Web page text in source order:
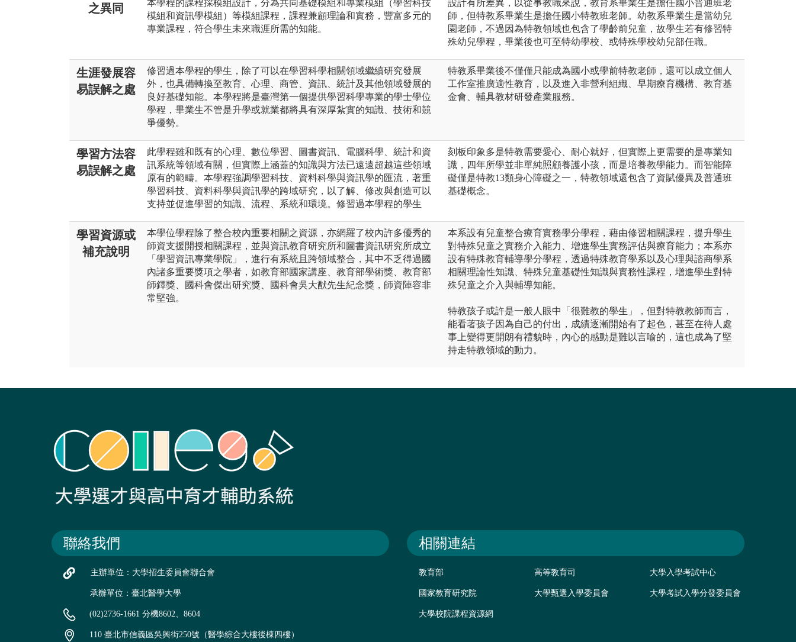
之異同
本學程的課程採模組設計，分為共同基礎模組和專業模組（學習科技
模組和資訊學模組）等模組課程，課程兼顧理論和實務，豐富多元的
專業課程，符合學生未來職涯所需的知能。
設計有所差異，以從事教職來說，教育系畢業生是擔任國小普通班老
師，但特教系畢業生是擔任國小特教班老師。幼教系畢業生是當幼兒
園老師，不過因為特教領域也包含了學齡前兒童，故學生若有修習特
殊幼兒學程，畢業後也可至特幼學校、或特殊學校幼兒部任職。
生涯發展容
易誤解之處
修習過本學程的學生，除了可以在學習科學相關領域繼續研究發展
外，也具備轉換至教育、心理、商管、資訊、統計及其他領域發展的
良好基礎知能。本學程將是臺灣第一個提供學習科學專業的學士學位
學程，畢業生不管是升學或就業都將具有深厚紮實的知識、技術和競
爭優勢。
特教系畢業後不僅僅只能成為國小或學前特教老師，還可以成立個人
工作室推廣適性教育，以及進入非營利組織、早期療育機構、教育基
金會、輔具教材研發產業服務。
學習方法容
易誤解之處
此學程雖和既有的心理、數位學習、圖書資訊、電腦科學、統計和資
訊系統等領域有關，但實際上涵蓋的知識與方法已遠遠超越這些領域
原有的範疇。本學程強調學習科技、資料科學與資訊學的匯流，著重
學習科技、資料科學與資訊學的跨域研究，以了解、修改與創造可以
支持並促進學習的知識、流程、系統和環境。修習過本學程的學生
刻板印象多是特教需要愛心、耐心就好，但實際上更需要的是專業知
識，四年所學並非單純照顧養護小孩，而是培養教學能力。而智能障
礙僅是特教13類身心障礙之一，特教領域還包含了資賦優異及普通班
基礎概念。
學習資源或
補充說明
本學位學程除了整合校內重要相關之資源，亦網羅了校內許多優秀的
師資支援開授相關課程，並與資訊教育研究所和圖書資訊研究所成立
「學習資訊專業學院」，進行有系統且跨領域整合，其中不乏得過國
內諸多重要獎項之學者，如教育部國家講座、教育部學術獎、教育部
師鐸獎、國科會傑出研究獎、國科會吳大猷先生紀念獎，師資陣容非
常堅強。
本系設有兒童整合療育實務學分學程，藉由修習相關課程，提升學生
對特殊兒童之實務介入能力、增進學生實務評估與療育能力；本系亦
設有特殊教育輔導學分學程，透過特殊教育學系以及心理與諮商學系
相關理論性知識、特殊兒童基礎性知識與實務性課程，增進學生對特
殊兒童之介入與輔導知能。
特教孩子或許是一般人眼中「很難教的學生」，但對特教教師而言，
能看著孩子因為自己的付出，成績逐漸開始有了起色，甚至在待人處
事上變得更開朗有禮貌時，內心的感動是難以言喻的，這也成為了堅
持走特教領域的動力。
聯絡我們
主辦單位：大學招生委員會聯合會
承辦單位：臺北醫學大學
(02)2736-1661 分機8602、8604
110 臺北市信義區吳興街250號（醫學綜合大樓後棟四樓）
相關連結
教育部 高等教育司 大學入學考試中心
國家教育研究院 大學甄選入學委員會 大學考試入學分發委員會
大學校院課程資源網